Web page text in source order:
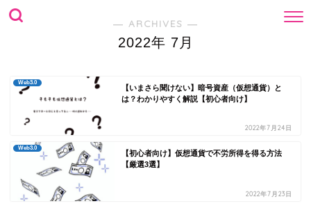
― ARCHIVES ―
2022年 7月
Web3.0
【いまさら聞けない】暗号資産（仮想通貨）と
は？わかりやすく解説【初心者向け】
2022年7月24日
Web3.0
【初心者向け】仮想通貨で不労所得を得る方法
【厳選3選】
2022年7月23日